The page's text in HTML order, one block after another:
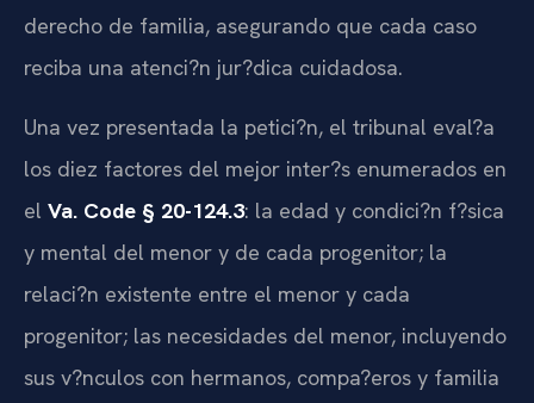
derecho de familia, asegurando que cada caso
reciba una atenci?n jur?dica cuidadosa.
Una vez presentada la petici?n, el tribunal eval?a
los diez factores del mejor inter?s enumerados en
el Va. Code § 20-124.3: la edad y condici?n f?sica
y mental del menor y de cada progenitor; la
relaci?n existente entre el menor y cada
progenitor; las necesidades del menor, incluyendo
sus v?nculos con hermanos, compa?eros y familia